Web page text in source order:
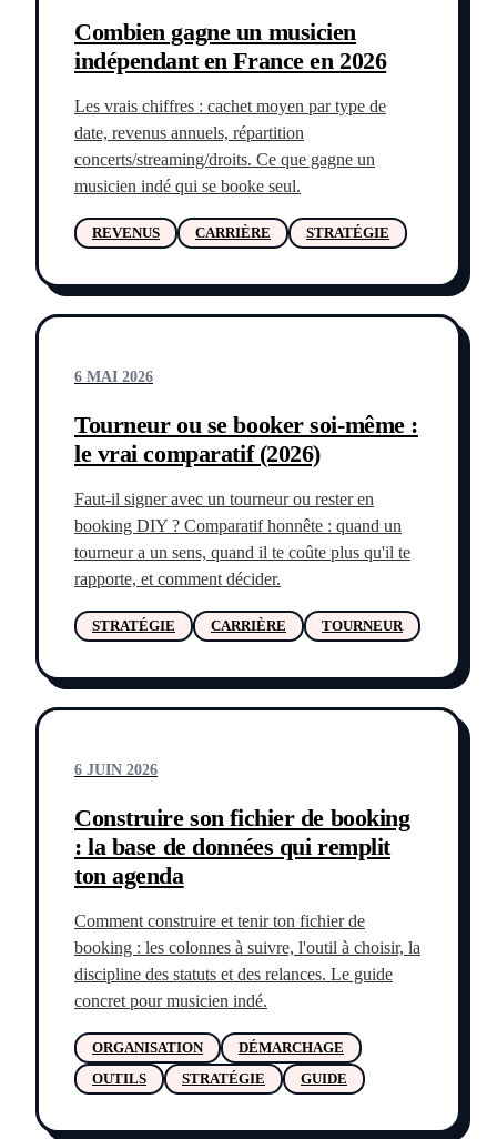
Combien gagne un musicien
indépendant en France en 2026
Les vrais chiffres : cachet moyen par type de
date, revenus annuels, répartition
concerts/streaming/droits. Ce que gagne un
musicien indé qui se booke seul.
REVENUS CARRIÈRE STRATÉGIE
6 MAI 2026
Tourneur ou se booker soi-même :
le vrai comparatif (2026)
Faut-il signer avec un tourneur ou rester en
booking DIY ? Comparatif honnête : quand un
tourneur a un sens, quand il te coûte plus qu'il te
rapporte, et comment décider.
STRATÉGIE CARRIÈRE TOURNEUR
6 JUIN 2026
Construire son fichier de booking
: la base de données qui remplit
ton agenda
Comment construire et tenir ton fichier de
booking : les colonnes à suivre, l'outil à choisir, la
discipline des statuts et des relances. Le guide
concret pour musicien indé.
ORGANISATION
DÉMARCHAGE
OUTILS
STRATÉGIE GUIDE